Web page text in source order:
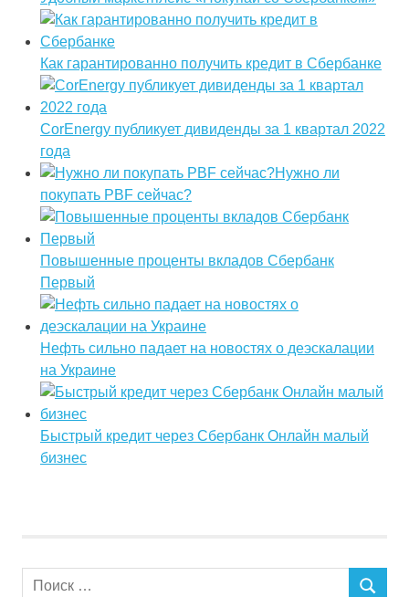
Как гарантированно получить кредит в Сбербанке
CorEnergy публикует дивиденды за 1 квартал 2022
года
Нужно ли
покупать PBF сейчас?
Повышенные проценты вкладов Сбербанк
Первый
Нефть сильно падает на новостях о деэскалации
на Украине
Быстрый кредит через Сбербанк Онлайн малый
бизнес